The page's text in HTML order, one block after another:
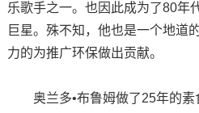
乐歌手之一。也因此成为了80年
巨星。殊不知，他也是一个地道
力的为推广环保做出贡献。
奥兰多•布鲁姆做了25年的素